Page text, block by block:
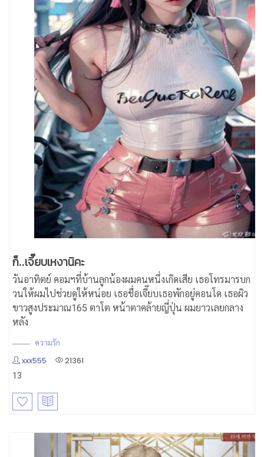
ก็..เจี๊ยบเหงานิคะ
วันอาทิตย์ คอมฯที่บ้านลูกน้องผมคนหนึ่งเกิดเสีย เธอโทรมารบก
วนให้ผมไปช่วยดูให้หน่อย เธอชื่อเจี๊ยบเธอพักอยู่คอนโด เธอผิว
ขาวสูงประมาณ165 ตาโต หน้าตาคล้ายญี่ปุ่น ผมยาวเลยกลาง
หลัง
ความรัก
xxx555 21361
13